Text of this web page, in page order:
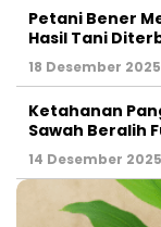
Petani Bener
Hasil Tani
18 Desember
Ketahanan
Sawah Beralih
14 Desember